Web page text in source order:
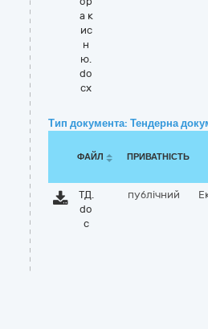
а к
ис
н
ю.
do
cx
Тип документа: Тендерна
ФАЙЛ ПРИВАТНІСТЬ
ТД.
do
c
публічний